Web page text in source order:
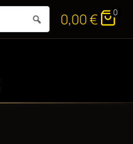
0,00€ 0